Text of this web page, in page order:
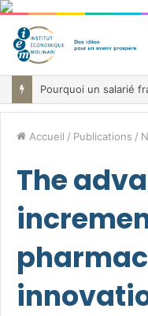
Accueil / Publications /
The